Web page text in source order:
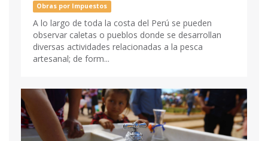
Obras por Impuestos
A lo largo de toda la costa del Perú se pueden
observar caletas o pueblos donde se desarrollan
diversas actividades relacionadas a la pesca
artesanal; de form...